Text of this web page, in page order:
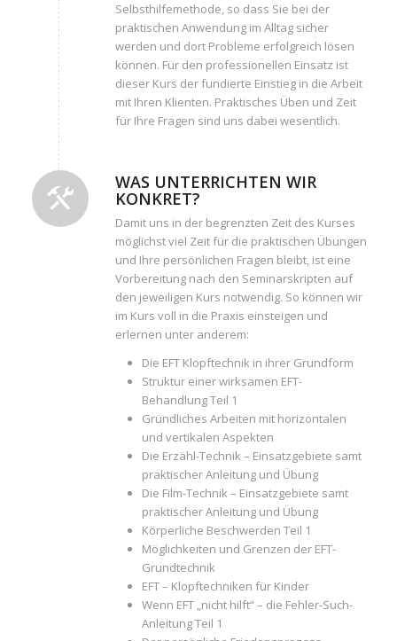
Selbsthilfemethode, so dass Sie bei der
praktischen Anwendung im Alltag sicher
werden und dort Probleme erfolgreich lösen
können. Für den professionellen Einsatz ist
dieser Kurs der fundierte Einstieg in die Arbeit
mit Ihren Klienten. Praktisches Üben und Zeit
für Ihre Fragen sind uns dabei wesentlich.
WAS UNTERRICHTEN WIR
KONKRET?
Damit uns in der begrenzten Zeit des Kurses
möglichst viel Zeit für die praktischen Übungen
und Ihre persönlichen Fragen bleibt, ist eine
Vorbereitung nach den Seminarskripten auf
den jeweiligen Kurs notwendig. So können wir
im Kurs voll in die Praxis einsteigen und
erlernen unter anderem:
Die EFT Klopftechnik in ihrer Grundform
Struktur einer wirksamen EFT-
Behandlung Teil 1
Gründliches Arbeiten mit horizontalen
und vertikalen Aspekten
Die Erzähl-Technik – Einsatzgebiete samt
praktischer Anleitung und Übung
Die Film-Technik – Einsatzgebiete samt
praktischer Anleitung und Übung
Körperliche Beschwerden Teil 1
Möglichkeiten und Grenzen der EFT-
Grundtechnik
EFT – Klopftechniken für Kinder
Wenn EFT „nicht hilft“ – die Fehler-Such-
Anleitung Teil 1